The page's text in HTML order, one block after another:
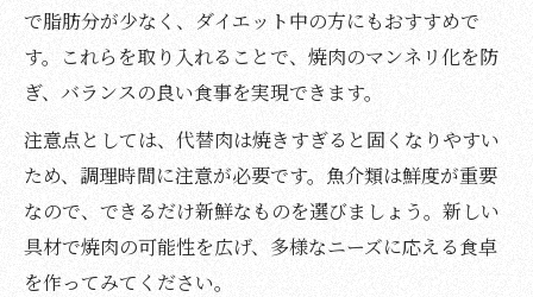
で脂肪分が少なく、ダイエット中の方にもおすすめで
す。これらを取り入れることで、焼肉のマンネリ化を防
ぎ、バランスの良い食事を実現できます。
注意点としては、代替肉は焼きすぎると固くなりやすい
ため、調理時間に注意が必要です。魚介類は鮮度が重要
なので、できるだけ新鮮なものを選びましょう。新しい
具材で焼肉の可能性を広げ、多様なニーズに応える食卓
を作ってみてください。